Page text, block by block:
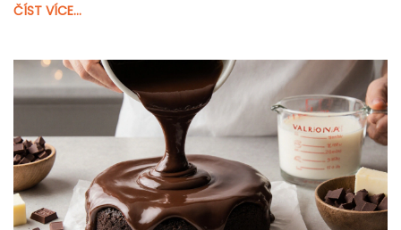
aplikovat na beránka, abyste dosáhli dokonalého
pomohou překonat běžné chyby. Přečtěte si tento
článek a vaše velikonoční pečivo bude nejen chutné,
ale i nádherně vypadající!
ČÍST VÍCE...